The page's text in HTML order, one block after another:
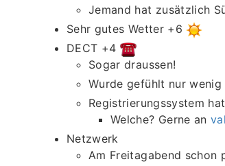
Jemand hat zusätzlich
Sehr gutes Wetter +6
DECT +4
Sogar draussen!
Wurde gefühlt nur
Registrierungssystem
Welche? Gerne an
Netzwerk
Am Freitagabend schon